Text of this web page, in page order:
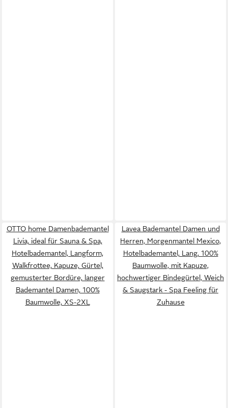
OTTO home Damenbademantel
Livia, ideal für Sauna & Spa,
Hotelbademantel, Langform,
Walkfrottee, Kapuze, Gürtel,
gemusterter Bordüre, langer
Bademantel Damen, 100%
Baumwolle, XS-2XL
Lavea Bademantel Damen und
Herren, Morgenmantel Mexico,
Hotelbademantel, Lang, 100%
Baumwolle, mit Kapuze,
hochwertiger Bindegürtel, Weich
& Saugstark - Spa Feeling für
Zuhause